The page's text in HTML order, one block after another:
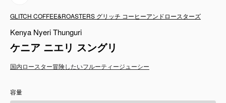
リキッド
特集
卸販売
コーヒーのサブスク
GLITCH COFFEE&ROASTERS グリッチ コーヒーアンドロースターズ
Kenya Nyeri Thunguri
ケニア ニエリ スングリ
国内ロースター冒険したいフルーティージューシー
容量